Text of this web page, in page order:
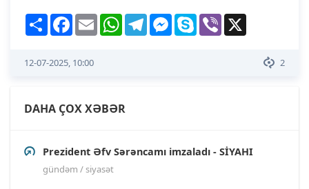
Share Facebook
Email WhatsAppTelegramMessenger
Skype Viber
2
12-07-2025, 10:00
DAHA ÇOX XƏBƏR
Prezident Əfv Sərəncamı imzaladı - SİYAHI
gündəm / siyasət